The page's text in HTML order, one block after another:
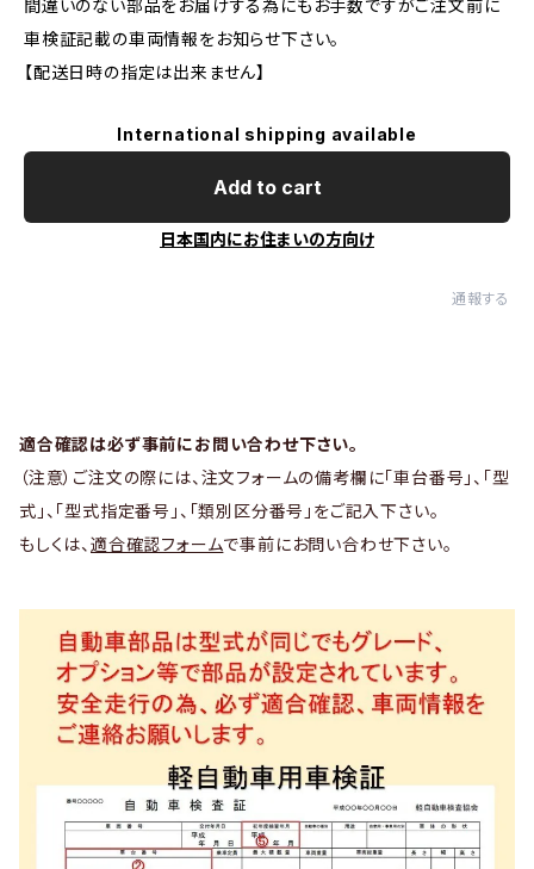
間違いのない部品をお届けする為にもお手数ですがご注文前に
車検証記載の車両情報をお知らせ下さい。
【配送日時の指定は出来ません】
International shipping available
Add to cart
日本国内にお住まいの方向け
通報する
適合確認は必ず事前にお問い合わせ下さい。
（注意）ご注文の際には、注文フォームの備考欄に「車台番号」、「型
式」、「型式指定番号」、「類別区分番号」をご記入下さい。
もしくは、 適合確認フォームで事前にお問い合わせ下さい。